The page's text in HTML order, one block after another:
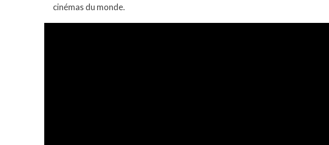
cinémas du monde.